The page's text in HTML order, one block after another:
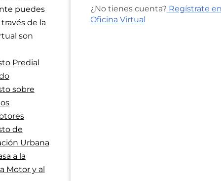
puedes
de la
son
Predial
sobre
de
Urbana
a la
Motor y al
¿No tienes cuenta? Regístrate
Oficina Virtual